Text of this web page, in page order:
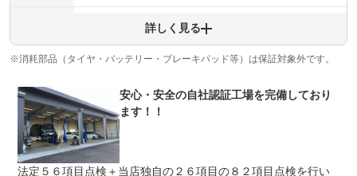
について
弊社独自の２６項目点検を行います。部品交換は社内規定
があり、厳しい交換基準を設けております。整備後は整備
記録簿を発行しておりますのでご安心ください。
詳しく見る
※消耗部品（タイヤ・バッテリー・ブレーキパッド等）は保証対象外です。
安心・安全の自社認証工場を完備しており
ます！！
法定５６項目点検＋当店独自の２６項目の８２項目点検を行い